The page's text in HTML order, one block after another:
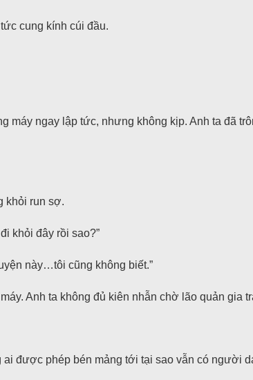
cung kính cúi đầu.
ngay lập tức, nhưng không kịp. Anh ta đã
khỏi run sợ.
khỏi đây rồi sao?”
này…tôi cũng không biết.”
Anh ta không đủ kiên nhẫn chờ lão quản gia
được phép bén mảng tới tại sao vẫn có người